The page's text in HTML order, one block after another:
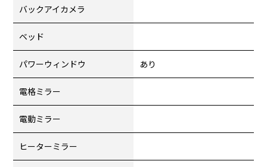
バックアイカメラ
ベッド
パワーウィンドウ あり
電格ミラー
電動ミラー
ヒーターミラー